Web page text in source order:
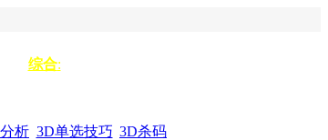
综合:
析 3D单选技巧 3D杀码